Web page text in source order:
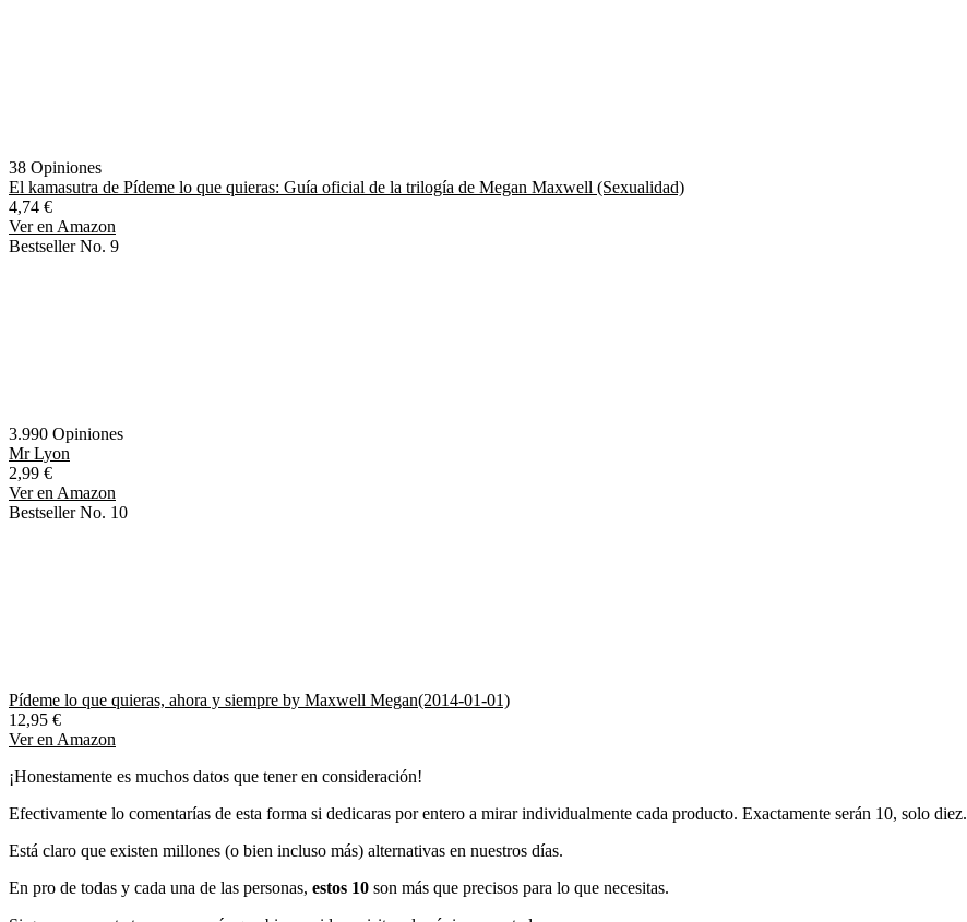
38 Opiniones
El kamasutra de Pídeme lo que quieras: Guía oficial de la trilogía de Megan Maxwell (Sexualidad)
4,74 €
Ver en Amazon
Bestseller No. 9
3.990 Opiniones
Mr Lyon
2,99 €
Ver en Amazon
Bestseller No. 10
Pídeme lo que quieras, ahora y siempre by Maxwell Megan(2014-01-01)
12,95 €
Ver en Amazon
¡Honestamente es muchos datos que tener en consideración!
Efectivamente lo comentarías de esta forma si dedicaras por entero a mirar individualmente cada producto. Exactamente serán 10, solo diez.
Está claro que existen millones (o bien incluso más) alternativas en nuestros días.
En pro de todas y cada una de las personas, estos 10 son más que precisos para lo que necesitas.